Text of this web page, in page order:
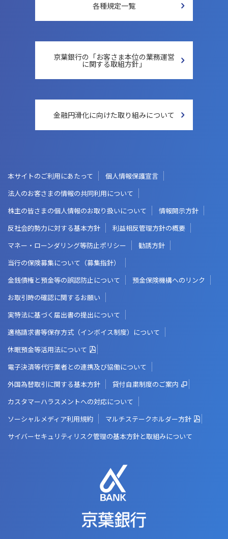
各種規定一覧
京葉銀行の「お客さま本位の業務運営
に関する取組方針」
金融円滑化に向けた取り組みについて
本サイトのご利用にあたって
個人情報保護宣言
法人のお客さまの情報の共同利用について
株主の皆さまの個人情報のお取り扱いについて
情報開示方針
反社会的勢力に対する基本方針
利益相反管理方針の概要
マネー・ローンダリング等防止ポリシー
勧誘方針
当行の保険募集について（募集指針）
金銭債権と預金等の誤認防止について
預金保険機構へのリンク
お取引時の確認に関するお願い
実特法に基づく届出書の提出について
適格請求書等保存方式（インボイス制度）について
休眠預金等活用法について
電子決済等代行業者との連携及び協働について
外国為替取引に関する基本方針
貸付自粛制度のご案内
カスタマーハラスメントへの対応について
ソーシャルメディア利用規約
マルチステークホルダー方針
サイバーセキュリティリスク管理の基本方針と取組みについて